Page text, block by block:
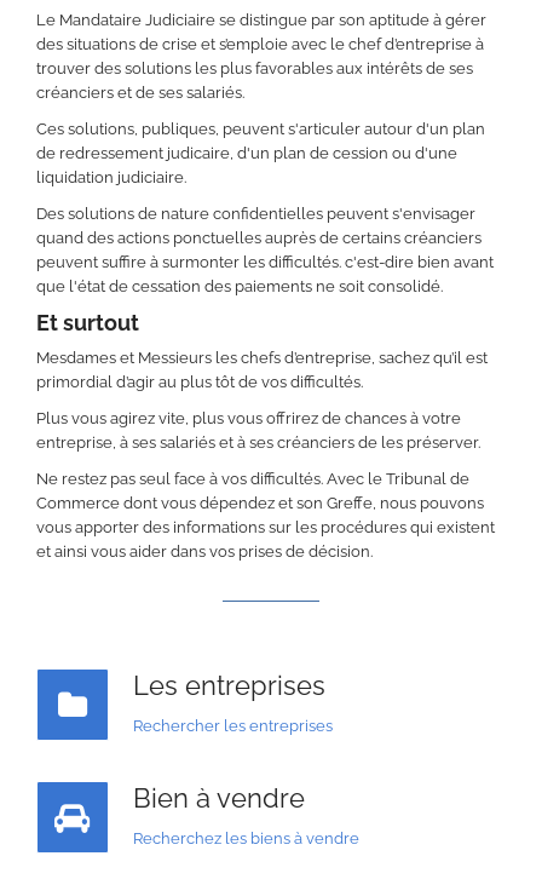
Le Mandataire Judiciaire se distingue par son aptitude à gérer
des situations de crise et s’emploie avec le chef d’entreprise à
trouver des solutions les plus favorables aux intérêts de ses
créanciers et de ses salariés.
Ces solutions, publiques, peuvent s'articuler autour d'un plan
de redressement judicaire, d'un plan de cession ou d'une
liquidation judiciaire.
Des solutions de nature confidentielles peuvent s'envisager
quand des actions ponctuelles auprès de certains créanciers
peuvent suffire à surmonter les difficultés. c'est-dire bien avant
que l'état de cessation des paiements ne soit consolidé.
Et surtout
Mesdames et Messieurs les chefs d’entreprise, sachez qu’il est
primordial d’agir au plus tôt de vos difficultés.
Plus vous agirez vite, plus vous offrirez de chances à votre
entreprise, à ses salariés et à ses créanciers de les préserver.
Ne restez pas seul face à vos difficultés. Avec le Tribunal de
Commerce dont vous dépendez et son Greffe, nous pouvons
vous apporter des informations sur les procédures qui existent
et ainsi vous aider dans vos prises de décision.
Les entreprises
Rechercher les entreprises
Bien à vendre
Recherchez les biens à vendre